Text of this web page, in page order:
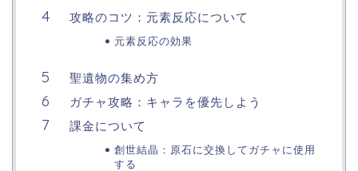
攻略のコツ：元素反応について
元素反応の効果
聖遺物の集め方​
ガチャ攻略：キャラを優先しよう
課金について
創世結晶：原石に交換してガチャに使用
する